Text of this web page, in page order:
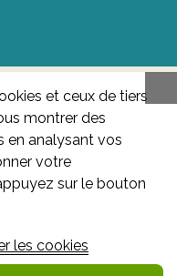
et ceux de tiers
montrer des
en analysant vos
votre
sur le bouton
les cookies
en matière de
en Belgique. Ce
santé – afmps